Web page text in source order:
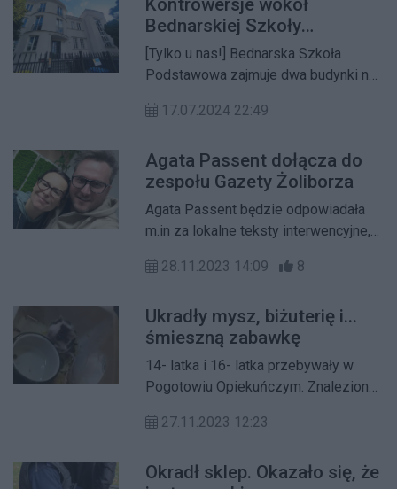
Kontrowersje wokół
Bednarskiej Szkoły
Podstawowej na Żoliborzu
Dziennikarskim. Trwa
interwencja PINB
[Tylko u nas!] Bednarska Szkoła
Podstawowa zajmuje dwa budynki na
z miejscowym planem
Obecnie trwa postępowanie
administracyjne prowadzone przez
Powiatowy Inspektorat Nadzoru
Budowlanego.
17.07.2024 22:49
Agata Passent dołącza do
zespołu Gazety Żoliborza
Agata Passent będzie odpowiadała
m.in za lokalne teksty interwencyjne,
28.11.2023 14:09
8
Ukradły mysz, biżuterię i...
śmieszną zabawkę
14- latka i 16- latka przebywały w
Pogotowiu Opiekuńczym. Znaleziono
przedmioty.
27.11.2023 12:23
Okradł sklep. Okazało się, że